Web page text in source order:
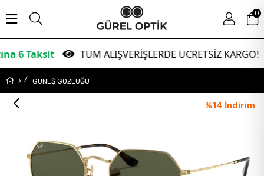
TÜM ALIŞVERİŞLERDE ÜCRETSİZ KARGO!
0
GÜNEŞ GÖZLÜĞÜ
%14 İndirim